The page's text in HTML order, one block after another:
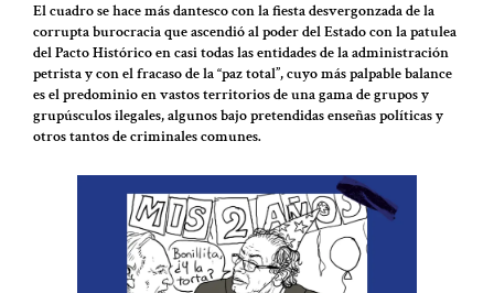
El cuadro se hace más dantesco con la fiesta desvergonzada de la
corrupta burocracia que ascendió al poder del Estado con la patulea
del Pacto Histórico en casi todas las entidades de la administración
petrista y con el fracaso de la “paz total”, cuyo más palpable balance
es el predominio en vastos territorios de una gama de grupos y
grupúsculos ilegales, algunos bajo pretendidas enseñas políticas y
otros tantos de criminales comunes.